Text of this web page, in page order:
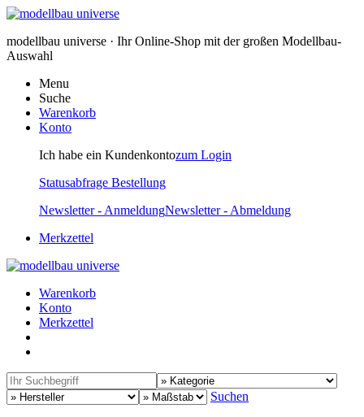
modellbau universe · Ihr Online-Shop mit der großen Modellbau-
Auswahl
Menu
Suche
Warenkorb
Konto
Ich habe ein Kundenkontozum Login
Statusabfrage Bestellung
Newsletter - AnmeldungNewsletter - Abmeldung
Merkzettel
Warenkorb
Konto
Merkzettel
Suchen